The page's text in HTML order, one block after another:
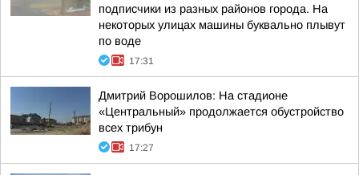
подписчики из разных районов города. На
некоторых улицах машины буквально плывут
по воде
17:31
Дмитрий Ворошилов: На стадионе
«Центральный» продолжается обустройство
всех трибун
17:27